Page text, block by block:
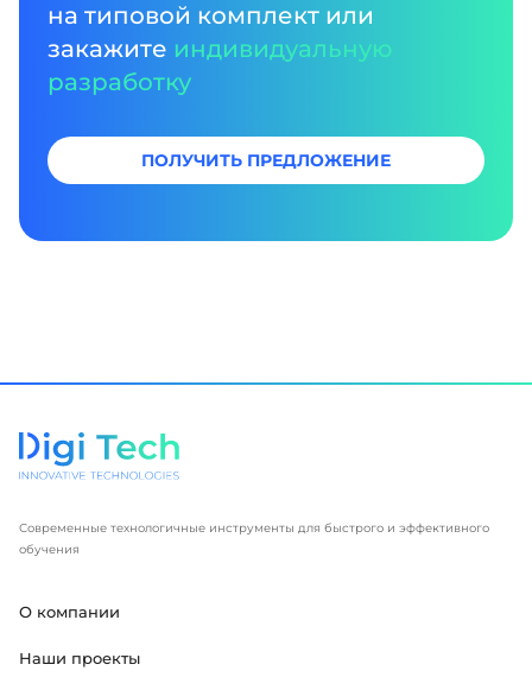
на типовой комплект или
закажите индивидуальную
разработку
ПОЛУЧИТЬ ПРЕДЛОЖЕНИЕ
Современные технологичные инструменты для быстрого и эффективного
обучения
О компании
Наши проекты